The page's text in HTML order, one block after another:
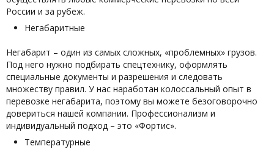
России и за рубеж.
Негабаритные
Негабарит – один из самых сложных, «проблемных» грузов.
Под него нужно подбирать спецтехнику, оформлять
специальные документы и разрешения и следовать
множеству правил. У нас наработан колоссальный опыт в
перевозке негабарита, поэтому вы можете безоговорочно
довериться нашей компании. Профессионализм и
индивидуальный подход – это «Фортис».
Температурные